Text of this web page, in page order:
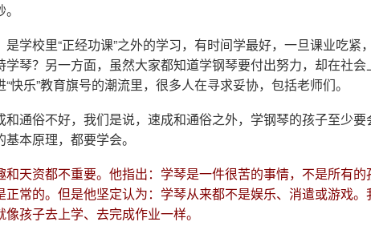
学校里“正经功课”之外的学习，有时间学最好，一旦课业吃紧，
琴？另一方面，虽然大家都知道学钢琴要付出努力，却在社会
乐”教育旗号的潮流里，很多人在寻求妥协，包括老师们。
通俗不好，我们是说，速成和通俗之外，学钢琴的孩子至少要
本原理，都要学会。
和天资都不重要。他指出：学琴是一件很苦的事情，不是所有的
常的。但是他坚定认为：学琴从来都不是娱乐、消遣或游戏。
孩子去上学、去完成作业一样。